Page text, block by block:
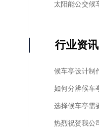
太阳能公交候
行业资讯
候车亭设计制
如何分辨候车
选择候车亭需
热烈祝贺我